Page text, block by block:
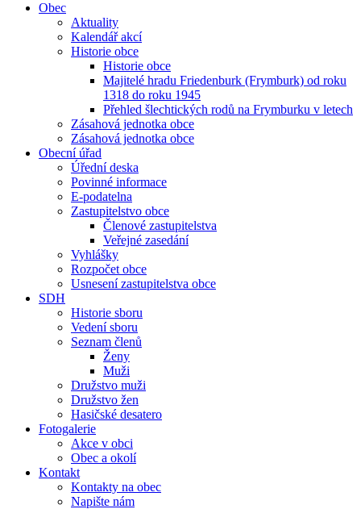
Obec
Aktuality
Kalendář akcí
Historie obce
Historie obce
Majitelé hradu Friedenburk (Frymburk) od roku
1318 do roku 1945
Přehled šlechtických rodů na Frymburku v letech
Zásahová jednotka obce
Zásahová jednotka obce
Obecní úřad
Úřední deska
Povinné informace
E-podatelna
Zastupitelstvo obce
Členové zastupitelstva
Veřejné zasedání
Vyhlášky
Rozpočet obce
Usnesení zastupitelstva obce
SDH
Historie sboru
Vedení sboru
Seznam členů
Ženy
Muži
Družstvo muži
Družstvo žen
Hasičské desatero
Fotogalerie
Akce v obci
Obec a okolí
Kontakt
Kontakty na obec
Napište nám